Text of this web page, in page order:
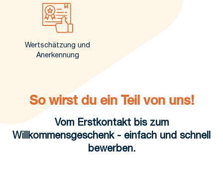
Wertschätzung und
Anerkennung
So wirst du ein Teil von uns!
Vom Erstkontakt bis zum
Willkommensgeschenk - einfach und schnell
bewerben.